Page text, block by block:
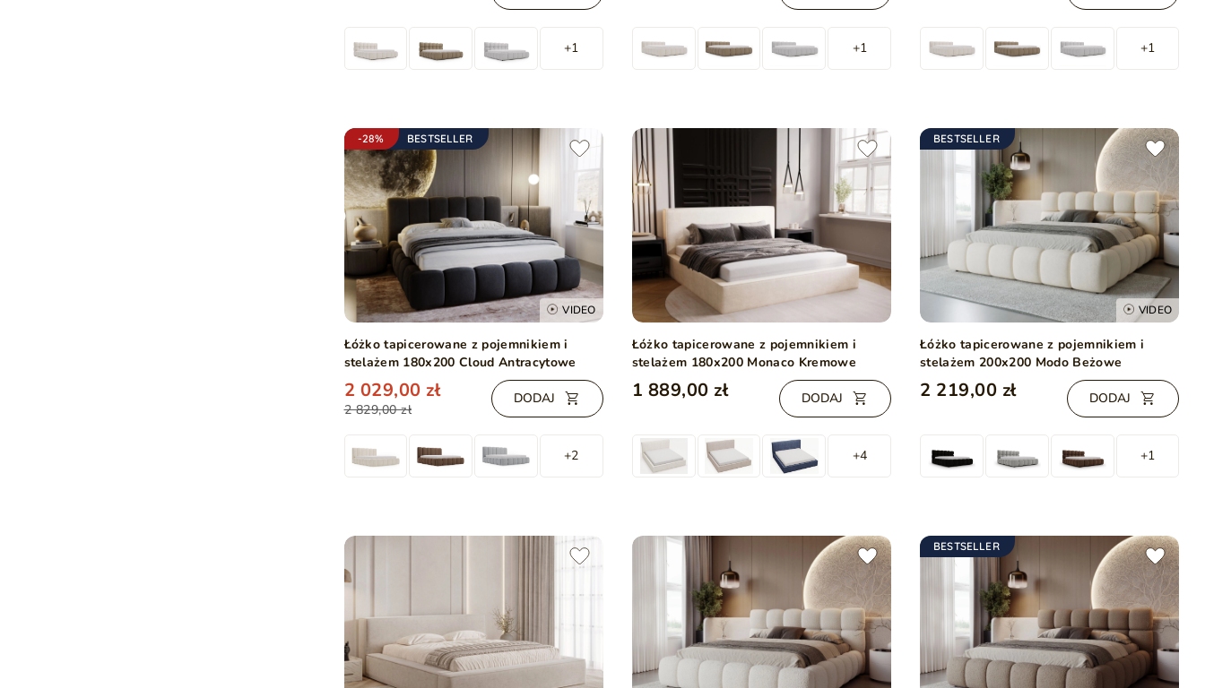
+1 +1 +1
-28% BESTSELLER
VIDEO
Łóżko tapicerowane z pojemnikiem i
stelażem 180x200 Cloud Antracytowe
2 829,00 zł
2 029,00 zł DODAJ
+2
Łóżko tapicerowane z pojemnikiem i
stelażem 180x200 Monaco Kremowe
1 889,00 zł DODAJ
+4
BESTSELLER
VIDEO
Łóżko tapicerowane z pojemnikiem i
stelażem 200x200 Modo Beżowe
2 219,00 zł DODAJ
+1
BESTSELLER